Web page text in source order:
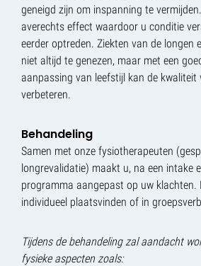
geneigd zijn om inspanning te
averechts effect waardoor u conditie
eerder optreden. Ziekten van de longen
niet altijd te genezen, maar met een
aanpassing van leefstijl kan de kwaliteit
verbeteren.
Behandeling
Samen met onze fysiotherapeuten
longrevalidatie) maakt u, na een intake
programma aangepast op uw klachten.
individueel plaatsvinden of in
Tijdens de behandeling zal aandacht
fysieke aspecten zoals: